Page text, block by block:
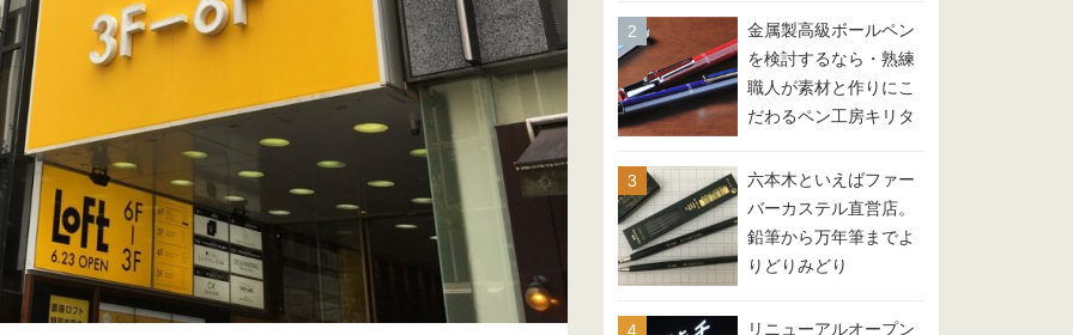
金属製高級ボールペン
を検討するなら・熟練
職人が素材と作りにこ
だわるペン工房キリタ
六本木といえばファー
バーカステル直営店。
鉛筆から万年筆までよ
りどりみどり
リニューアルオープン